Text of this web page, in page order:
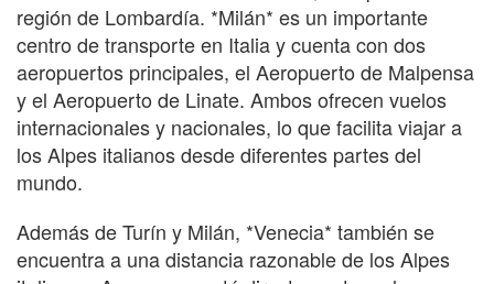
región de Lombardía. *Milán* es un importante
centro de transporte en Italia y cuenta con dos
aeropuertos principales, el Aeropuerto de Malpensa
y el Aeropuerto de Linate. Ambos ofrecen vuelos
internacionales y nacionales, lo que facilita viajar a
los Alpes italianos desde diferentes partes del
mundo.
Además de Turín y Milán, *Venecia* también se
encuentra a una distancia razonable de los Alpes